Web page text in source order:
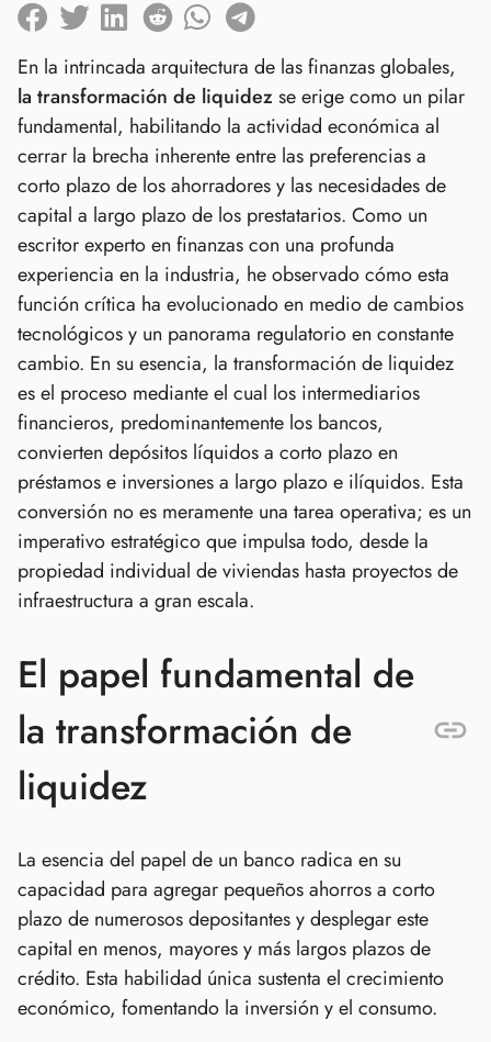
En la intrincada arquitectura de las finanzas globales,
la transformación de liquidez se erige como un pilar
fundamental, habilitando la actividad económica al
cerrar la brecha inherente entre las preferencias a
corto plazo de los ahorradores y las necesidades de
capital a largo plazo de los prestatarios. Como un
escritor experto en finanzas con una profunda
experiencia en la industria, he observado cómo esta
función crítica ha evolucionado en medio de cambios
tecnológicos y un panorama regulatorio en constante
cambio. En su esencia, la transformación de liquidez
es el proceso mediante el cual los intermediarios
financieros, predominantemente los bancos,
convierten depósitos líquidos a corto plazo en
préstamos e inversiones a largo plazo e ilíquidos. Esta
conversión no es meramente una tarea operativa; es un
imperativo estratégico que impulsa todo, desde la
propiedad individual de viviendas hasta proyectos de
infraestructura a gran escala.
El papel fundamental de
la transformación de
liquidez
La esencia del papel de un banco radica en su
capacidad para agregar pequeños ahorros a corto
plazo de numerosos depositantes y desplegar este
capital en menos, mayores y más largos plazos de
crédito. Esta habilidad única sustenta el crecimiento
económico, fomentando la inversión y el consumo.